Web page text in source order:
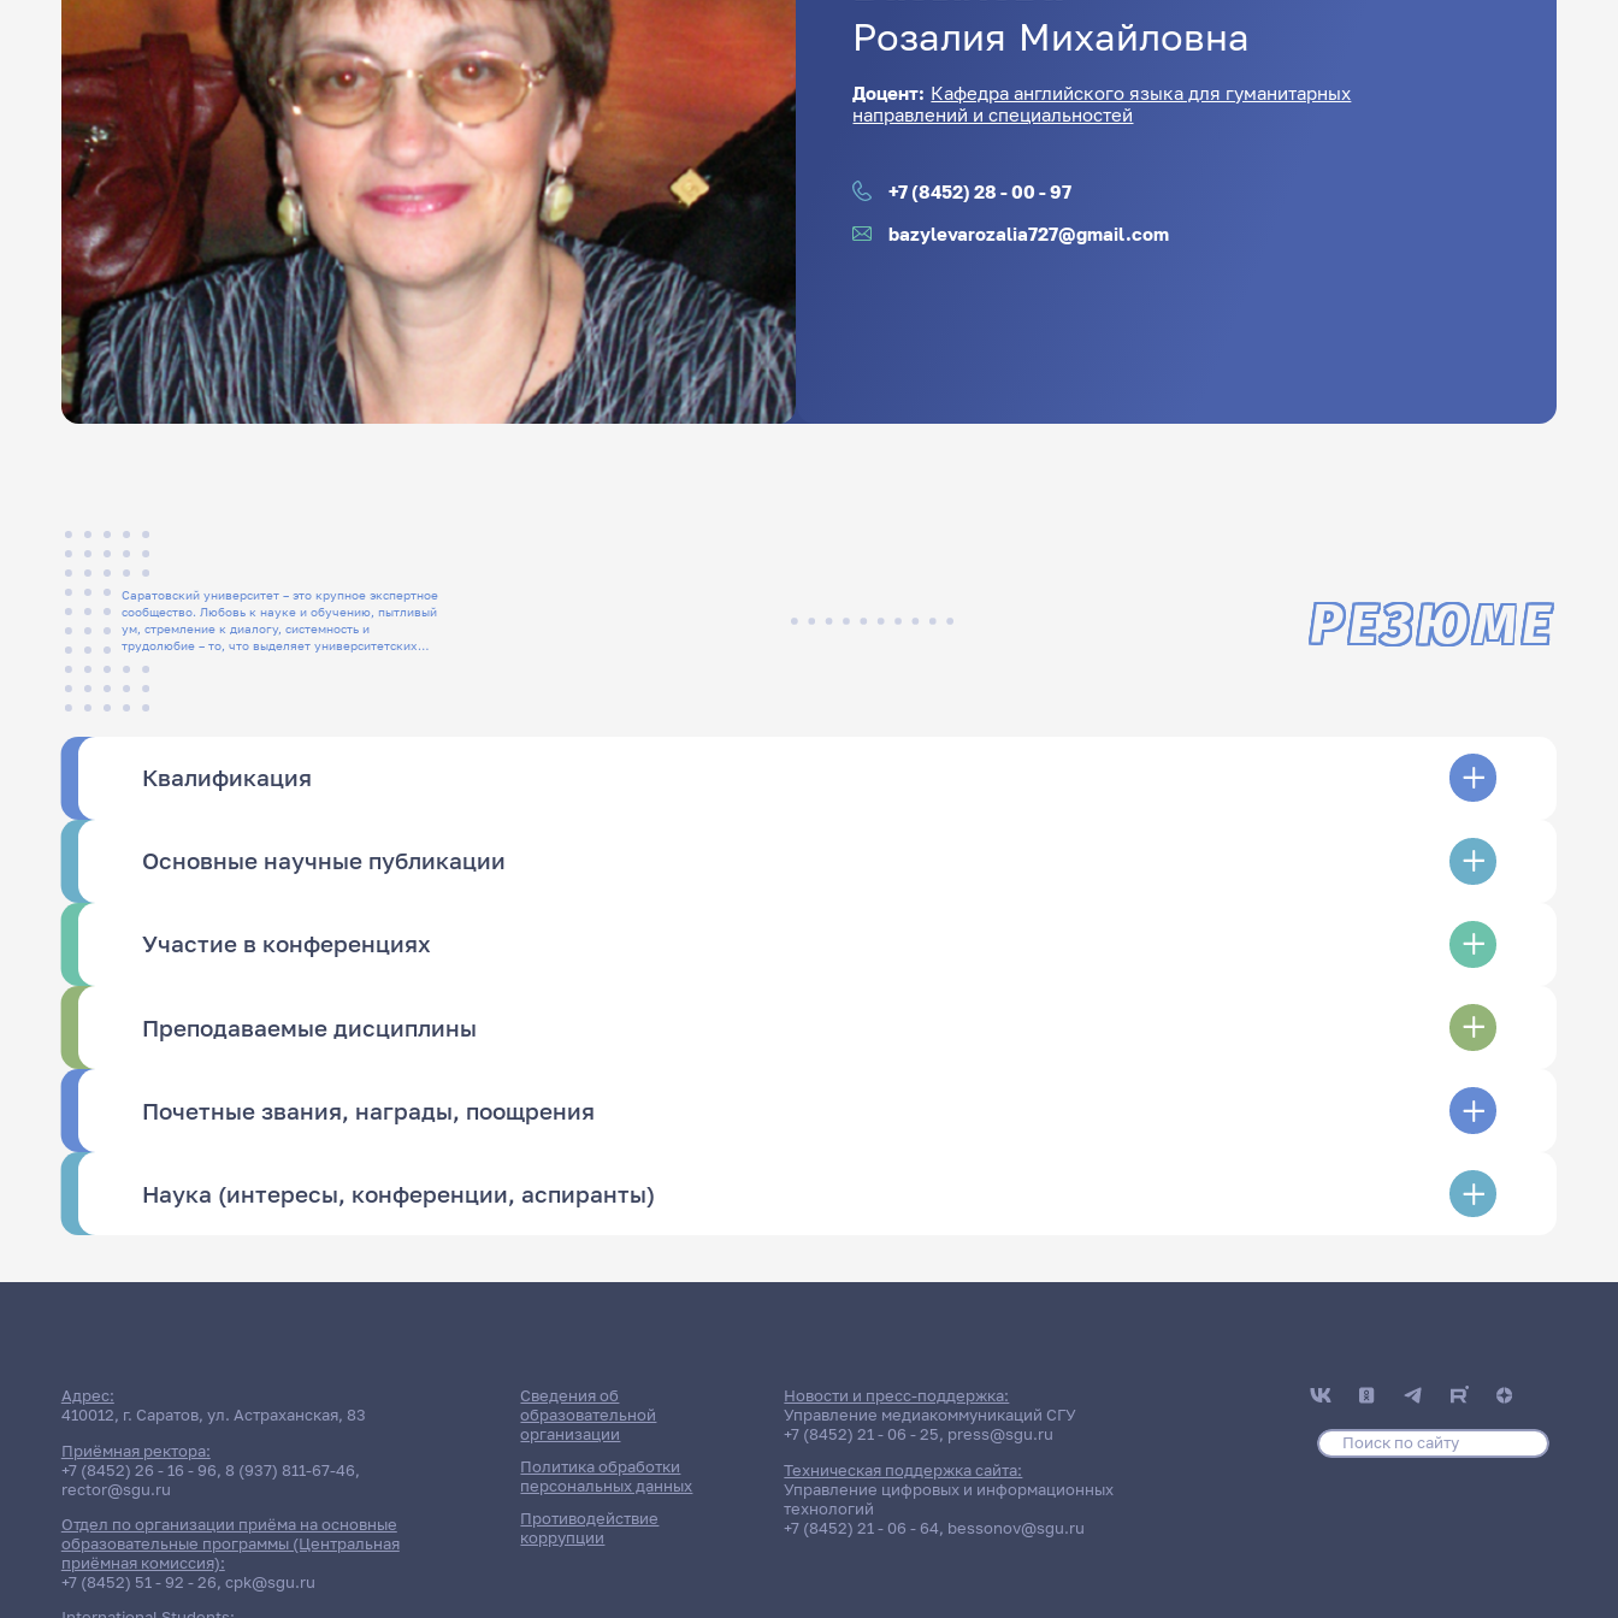
Розалия Михайловна
Доцент: Кафедра английского языка для гуманитарных
направлений и специальностей
+7 (8452) 28 - 00 - 97
bazylevarozalia727@gmail.com
Саратовский университет – это крупное экспертное
сообщество. Любовь к науке и обучению, пытливый
ум, стремление к диалогу, системность и
трудолюбие – то, что выделяет университетских
РЕЗЮМЕ
Квалификация
Основные научные публикации
Участие в конференциях
Преподаваемые дисциплины
Почетные звания, награды, поощрения
Наука (интересы, конференции, аспиранты)
Адрес:
410012, г. Саратов, ул. Астраханская, 83
Приёмная ректора:
+7 (8452) 26 - 16 - 96, 8 (937) 811-67-46,
rector@sgu.ru
Отдел по организации приёма на основные
образовательные программы (Центральная
приёмная комиссия):
+7 (8452) 51 - 92 - 26, cpk@sgu.ru
Сведения об
образовательной
организации
Политика обработки
персональных данных
Противодействие
коррупции
Новости и пресс-поддержка:
Управление медиакоммуникаций СГУ
+7 (8452) 21 - 06 - 25, press@sgu.ru
Техническая поддержка сайта:
Управление цифровых и информационных
технологий
+7 (8452) 21 - 06 - 64, bessonov@sgu.ru